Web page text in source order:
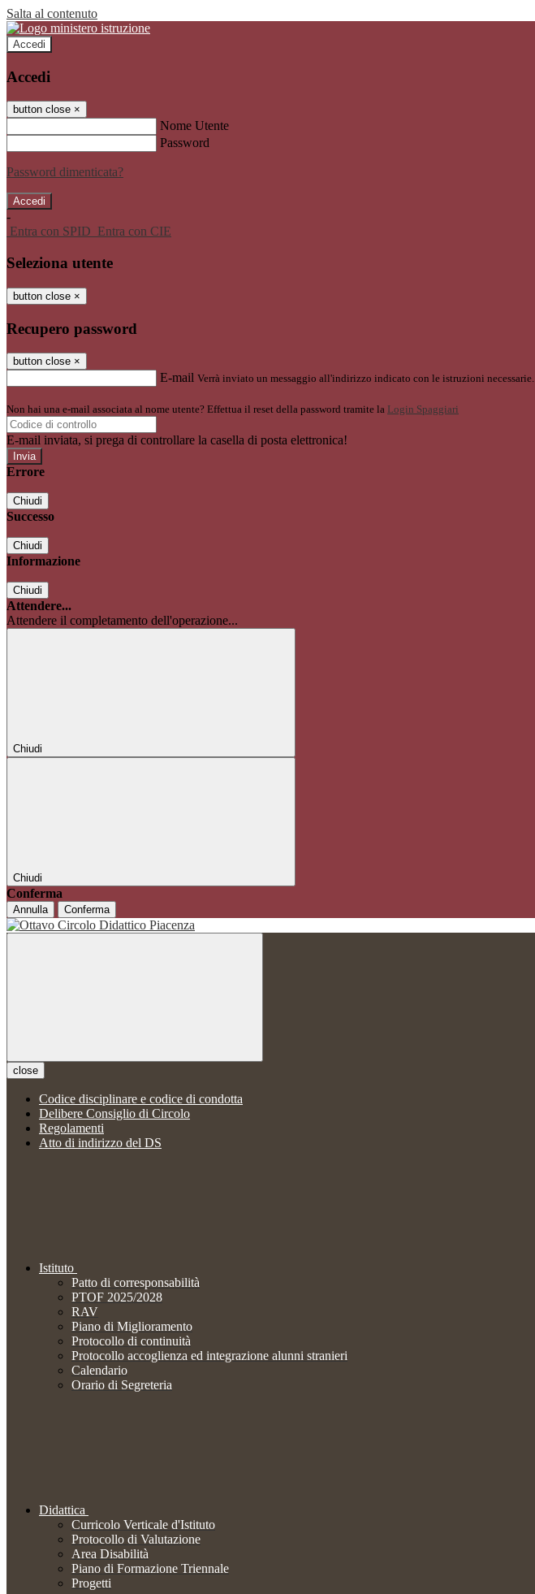
Salta al contenuto
Accedi
Accedi
button close ×
Nome Utente
Password
Password dimenticata?
-
Entra con SPID Entra con CIE
Seleziona utente
button close ×
Recupero password
button close ×
E-mail Verrà inviato un messaggio all'indirizzo indicato con le istruzioni necessarie.
Non hai una e-mail associata al nome utente? Effettua il reset della password tramite la Login Spaggiari
E-mail inviata, si prega di controllare la casella di posta elettronica!
Errore
Chiudi
Successo
Chiudi
Informazione
Chiudi
Attendere...
Attendere il completamento dell'operazione...
Chiudi
Chiudi
Conferma
Annulla Conferma
close
Codice disciplinare e codice di condotta
Delibere Consiglio di Circolo
Regolamenti
Atto di indirizzo del DS
Istituto
Patto di corresponsabilità
PTOF 2025/2028
RAV
Piano di Miglioramento
Protocollo di continuità
Protocollo accoglienza ed integrazione alunni stranieri
Calendario
Orario di Segreteria
Didattica
Curricolo Verticale d'Istituto
Protocollo di Valutazione
Area Disabilità
Piano di Formazione Triennale
Progetti